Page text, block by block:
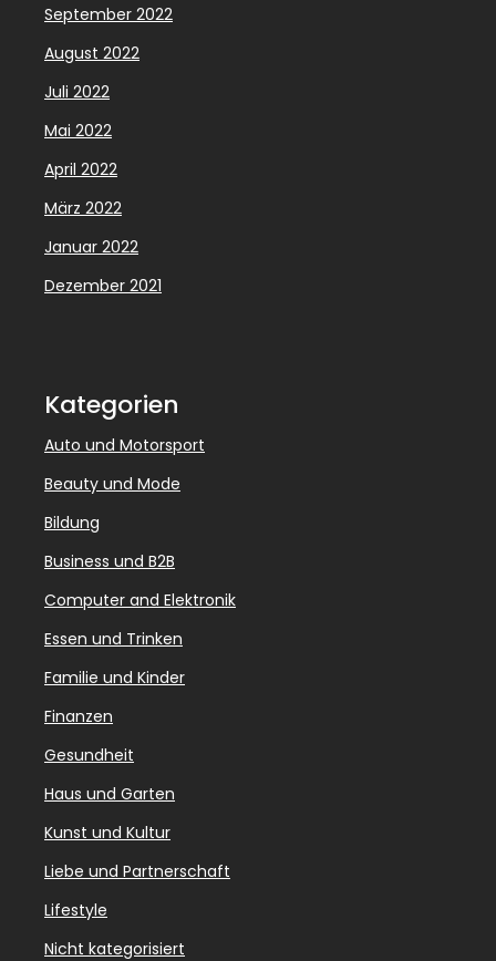
September 2022
August 2022
Juli 2022
Mai 2022
April 2022
März 2022
Januar 2022
Dezember 2021
Kategorien
Auto und Motorsport
Beauty und Mode
Bildung
Business und B2B
Computer and Elektronik
Essen und Trinken
Familie und Kinder
Finanzen
Gesundheit
Haus und Garten
Kunst und Kultur
Liebe und Partnerschaft
Lifestyle
Nicht kategorisiert